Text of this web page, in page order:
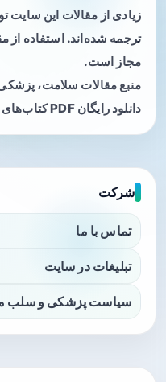
زیادی از مقالات این
ترجمه شده‌اند. استفاده از
مجاز است.
منبع مقالات سلامت،
دانلود رایگان PDF کتاب‌های پزشکی.
شرکت
تماس با ما
تبلیغات در سایت
سیاست پزشکی و سلب